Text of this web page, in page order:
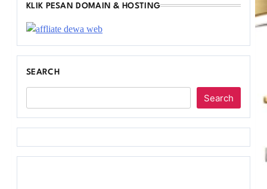
KLIK PESAN DOMAIN & HOSTING
SEARCH
Search